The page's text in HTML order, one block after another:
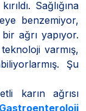
Sağlığına
benzemiyor,
ağrı yapıyor.
varmış,
Şu
karın ağrısı